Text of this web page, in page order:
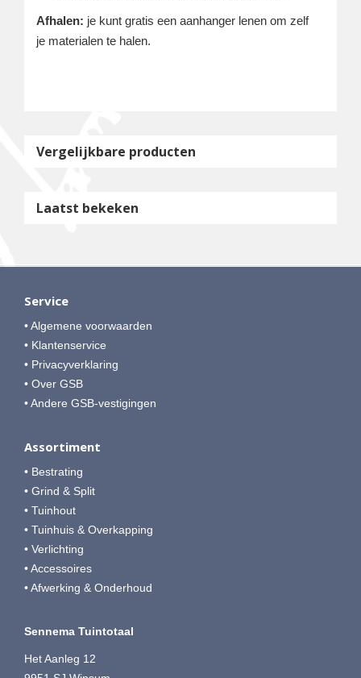
Afhalen: je kunt gratis een aanhanger lenen om zelf
je materialen te halen.
Vergelijkbare producten
Laatst bekeken
Service
• Algemene voorwaarden
• Klantenservice
• Privacyverklaring
• Over GSB
• Andere GSB-vestigingen
Assortiment
• Bestrating
• Grind & Split
• Tuinhout
• Tuinhuis & Overkapping
• Verlichting
• Accessoires
• Afwerking & Onderhoud
Sennema Tuintotaal
Het Aanleg 12